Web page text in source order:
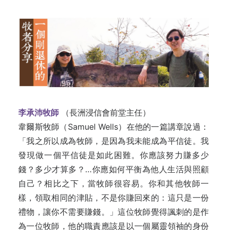
李承沛牧師 （長洲浸信會前堂主任）
韋爾斯牧師（Samuel Wells）在他的一篇講章說過：
「我之所以成為牧師，是因為我未能成為平信徒。我
發現做一個平信徒是如此困難。你應該努力賺多少
錢？多少才算多？…你應如何平衡為他人生活與照顧
自己？相比之下，當牧師很容易。你和其他牧師一
樣，領取相同的津貼，不是你賺回來的：這只是一份
禮物，讓你不需要賺錢。」這位牧師覺得諷刺的是作
為一位牧師，他的職責應該是以一個屬靈領袖的身份